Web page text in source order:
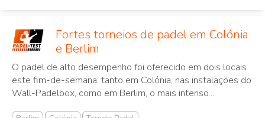
Fortes torneios de padel em Colónia
e Berlim
O padel de alto desempenho foi oferecido em dois locais
este fim-de-semana: tanto em Colónia, nas instalações do
Wall-Padelbox, como em Berlim, o mais intenso...